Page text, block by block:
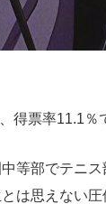
得票率11.1％
等部でテニ
は思えない